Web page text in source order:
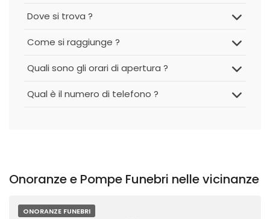
Dove si trova ?
Come si raggiunge ?
Quali sono gli orari di apertura ?
Qual è il numero di telefono ?
Onoranze e Pompe Funebri nelle vicinanze
ONORANZE FUNEBRI